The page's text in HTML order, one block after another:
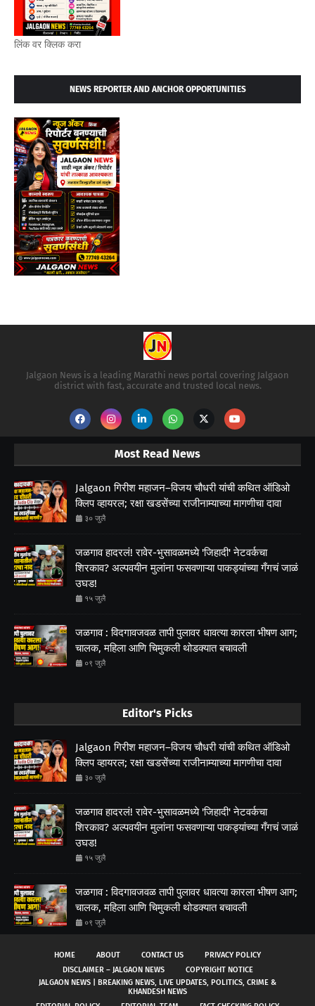
लिंक वर क्लिक करा
NEWS REPORTER AND ANCHOR OPPORTUNITIES
Jalgaon News is a leading Marathi news portal covering Jalgaon
district with fast, accurate and trusted local news.
Most Read News
Jalgaon गिरीश महाजन–विजय चौधरी यांची कथित ऑडिओ
क्लिप व्हायरल; रक्षा खडसेंच्या राजीनाम्याच्या मागणीचा दावा
३० जुलै
जळगाव हादरलं! रावेर-भुसावळमध्ये 'जिहादी' नेटवर्कचा
शिरकाव? अल्पवयीन मुलांना फसवणाऱ्या पाकड्यांच्या गँगचं जाळं
उघड!
१५ जुलै
जळगाव : विदगावजवळ तापी पुलावर धावत्या कारला भीषण आग;
चालक, महिला आणि चिमुकली थोडक्यात बचावली
०९ जुलै
Editor's Picks
Jalgaon गिरीश महाजन–विजय चौधरी यांची कथित ऑडिओ
क्लिप व्हायरल; रक्षा खडसेंच्या राजीनाम्याच्या मागणीचा दावा
३० जुलै
जळगाव हादरलं! रावेर-भुसावळमध्ये 'जिहादी' नेटवर्कचा
शिरकाव? अल्पवयीन मुलांना फसवणाऱ्या पाकड्यांच्या गँगचं जाळं
उघड!
१५ जुलै
जळगाव : विदगावजवळ तापी पुलावर धावत्या कारला भीषण आग;
चालक, महिला आणि चिमुकली थोडक्यात बचावली
०९ जुलै
HOME ABOUT CONTACT US
PRIVACY POLICY
DISCLAIMER – JALGAON NEWS
COPYRIGHT NOTICE
JALGAON NEWS | BREAKING NEWS, LIVE UPDATES, POLITICS, CRIME &
KHANDESH NEWS